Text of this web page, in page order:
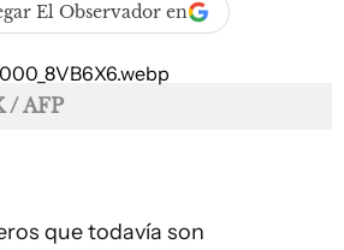
El Observador en
/ AFP
que todavía son